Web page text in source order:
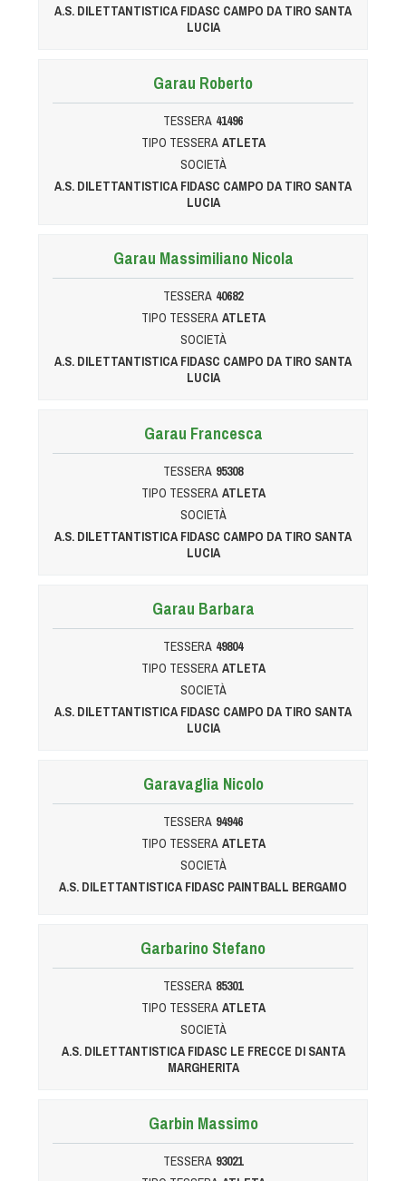
A.S. DILETTANTISTICA FIDASC CAMPO DA TIRO SANTA
LUCIA
Garau Roberto
TESSERA 41496
TIPO TESSERA ATLETA
SOCIETÀ
A.S. DILETTANTISTICA FIDASC CAMPO DA TIRO SANTA
LUCIA
Garau Massimiliano Nicola
TESSERA 40682
TIPO TESSERA ATLETA
SOCIETÀ
A.S. DILETTANTISTICA FIDASC CAMPO DA TIRO SANTA
LUCIA
Garau Francesca
TESSERA 95308
TIPO TESSERA ATLETA
SOCIETÀ
A.S. DILETTANTISTICA FIDASC CAMPO DA TIRO SANTA
LUCIA
Garau Barbara
TESSERA 49804
TIPO TESSERA ATLETA
SOCIETÀ
A.S. DILETTANTISTICA FIDASC CAMPO DA TIRO SANTA
LUCIA
Garavaglia Nicolo
TESSERA 94946
TIPO TESSERA ATLETA
SOCIETÀ
A.S. DILETTANTISTICA FIDASC PAINTBALL BERGAMO
Garbarino Stefano
TESSERA 85301
TIPO TESSERA ATLETA
SOCIETÀ
A.S. DILETTANTISTICA FIDASC LE FRECCE DI SANTA
MARGHERITA
Garbin Massimo
TESSERA 93021
Tiro con l'arco da caccia
Field Target
Paintball
Softair
Agility
DiscDog
Dog Balance
Dog Trail
Dog Triathlon
Mantrailing
Nosework
Obedience
Rally Obedience
Retriever Sport
Treibball
Ipo Delta
Freestyle
Protezione civile Sportiva
Cinofilia Venatoria
Sleddog